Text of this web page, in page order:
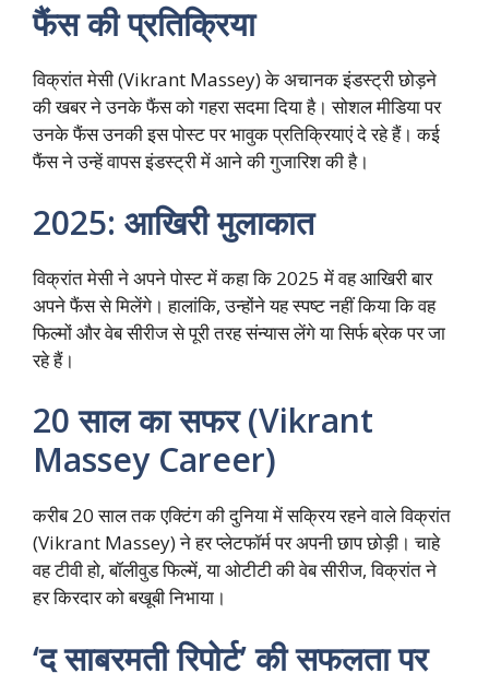
फैंस की प्रतिक्रिया
विक्रांत मेसी (Vikrant Massey) के अचानक इंडस्ट्री छोड़ने
की खबर ने उनके फैंस को गहरा सदमा दिया है। सोशल मीडिया पर
उनके फैंस उनकी इस पोस्ट पर भावुक प्रतिक्रियाएं दे रहे हैं। कई
फैंस ने उन्हें वापस इंडस्ट्री में आने की गुजारिश की है।
2025: आखिरी मुलाकात
विक्रांत मेसी ने अपने पोस्ट में कहा कि 2025 में वह आखिरी बार
अपने फैंस से मिलेंगे। हालांकि, उन्होंने यह स्पष्ट नहीं किया कि वह
फिल्मों और वेब सीरीज से पूरी तरह संन्यास लेंगे या सिर्फ ब्रेक पर जा
रहे हैं।
20 साल का सफर (Vikrant
Massey Career)
करीब 20 साल तक एक्टिंग की दुनिया में सक्रिय रहने वाले विक्रांत
(Vikrant Massey) ने हर प्लेटफॉर्म पर अपनी छाप छोड़ी। चाहे
वह टीवी हो, बॉलीवुड फिल्में, या ओटीटी की वेब सीरीज, विक्रांत ने
हर किरदार को बखूबी निभाया।
‘द साबरमती रिपोर्ट’ की सफलता पर